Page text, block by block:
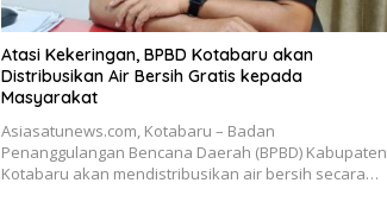
Atasi Kekeringan, BPBD Kotabaru akan
Distribusikan Air Bersih Gratis kepada
Masyarakat
Asiasatunews.com, Kotabaru – Badan
Penanggulangan Bencana Daerah (BPBD) Kabupaten
Kotabaru akan mendistribusikan air bersih secara…